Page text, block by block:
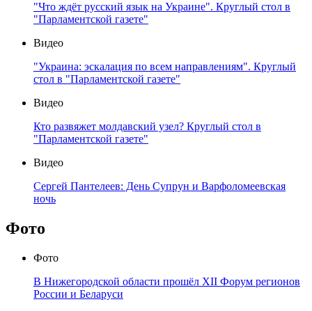
"Что ждёт русский язык на Украине". Круглый стол в
"Парламентской газете"
Видео
"Украина: эскалация по всем направлениям". Круглый
стол в "Парламентской газете"
Видео
Кто развяжет молдавский узел? Круглый стол в
"Парламентской газете"
Видео
Сергей Пантелеев: День Супрун и Варфоломеевская
ночь
Фото
Фото
В Нижегородской области прошёл XII Форум регионов
России и Беларуси